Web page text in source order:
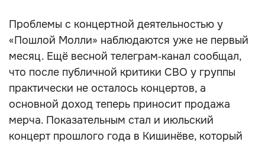
Проблемы с концертной деятельностью у
«Пошлой Молли» наблюдаются уже не первый
месяц. Ещё весной телеграм‑канал сообщал,
что после публичной критики СВО у группы
практически не осталось концертов, а
основной доход теперь приносит продажа
мерча. Показательным стал и июльский
концерт прошлого года в Кишинёве, который